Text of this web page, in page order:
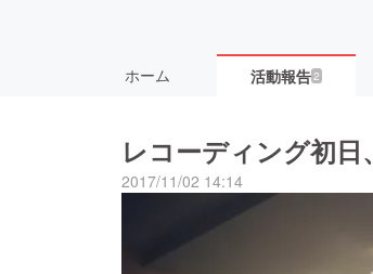
ホーム 活動報告2
レコーディング初日
2017/11/02 14:14